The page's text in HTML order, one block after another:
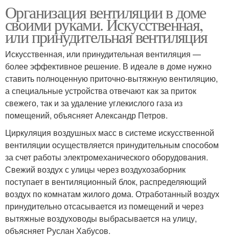
Организация вентиляции в доме
своими руками. Искусственная,
или принудительная вентиляция
Искусственная, или принудительная вентиляция —
более эффективное решение. В идеале в доме нужно
ставить полноценную приточно-вытяжную вентиляцию,
а специальные устройства отвечают как за приток
свежего, так и за удаление углекислого газа из
помещений, объясняет Александр Петров.
Циркуляция воздушных масс в системе искусственной
вентиляции осуществляется принудительным способом
за счет работы электромеханического оборудования.
Свежий воздух с улицы через воздухозаборник
поступает в вентиляционный блок, распределяющий
воздух по комнатам жилого дома. Отработанный воздух
принудительно отсасывается из помещений и через
вытяжные воздуховоды выбрасывается на улицу,
объясняет Руслан Хабусов.